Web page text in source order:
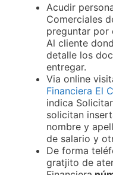
Acudir
Comerciales
preguntar por
Al cliente
detalle los
entregar.
Via online
Financiera El
indica
solicitan
nombre y
de salario y
De forma
gratjito de